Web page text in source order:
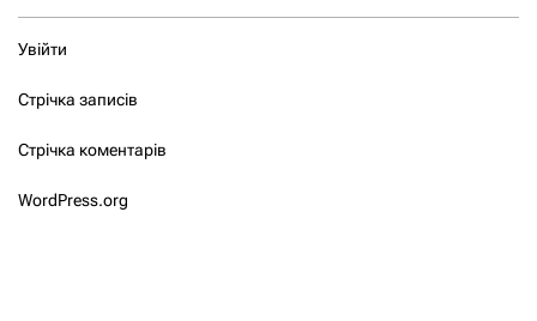
Увійти
Стрічка записів
Стрічка коментарів
WordPress.org